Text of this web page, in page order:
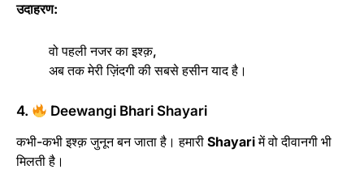
उदाहरण:
वो पहली नजर का इश्क़,
अब तक मेरी ज़िंदगी की सबसे हसीन याद है।
4.
Deewangi Bhari Shayari
कभी-कभी इश्क़ जुनून बन जाता है। हमारी Shayariमें वो दीवानगी भी
मिलती है।